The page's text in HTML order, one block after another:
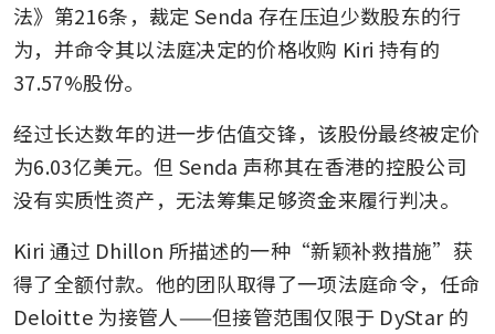
法》第216条，裁定 Senda 存在压迫少数股东的行
为，并命令其以法庭决定的价格收购 Kiri 持有的
37.57%股份。
经过长达数年的进一步估值交锋，该股份最终被定价
为6.03亿美元。但 Senda 声称其在香港的控股公司
没有实质性资产，无法筹集足够资金来履行判决。
Kiri 通过 Dhillon 所描述的一种“新颖补救措施”获
得了全额付款。他的团队取得了一项法庭命令，任命
Deloitte 为接管人——但接管范围仅限于 DyStar 的